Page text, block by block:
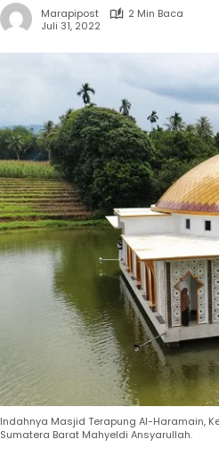
Marapipost
2 Min Baca
Juli 31, 2022
Indahnya Masjid Terapung Al-Haramain,
Sumatera Barat Mahyeldi Ansyarullah.